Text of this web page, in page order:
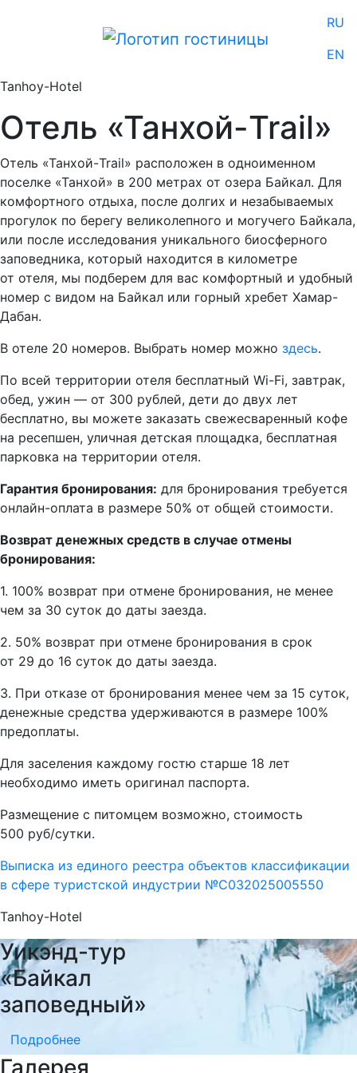
RU
EN
Tanhoy-Hotel
Отель «Танхой-Trail»
Отель «Танхой-Trail» расположен в одноименном
поселке «Танхой» в 200 метрах от озера Байкал. Для
комфортного отдыха, после долгих и незабываемых
прогулок по берегу великолепного и могучего Байкала,
или после исследования уникального биосферного
заповедника, который находится в километре
от отеля, мы подберем для вас комфортный и удобный
номер с видом на Байкал или горный хребет Хамар-
Дабан.
В отеле 20 номеров. Выбрать номер можно здесь.
По всей территории отеля бесплатный Wi-Fi, завтрак,
обед, ужин — от 300 рублей, дети до двух лет
бесплатно, вы можете заказать свежесваренный кофе
на ресепшен, уличная детская площадка, бесплатная
парковка на территории отеля.
Гарантия бронирования: для бронирования требуется
онлайн-оплата в размере 50% от общей стоимости.
Возврат денежных средств в случае отмены
бронирования:
1. 100% возврат при отмене бронирования, не менее
чем за 30 суток до даты заезда.
2. 50% возврат при отмене бронирования в срок
от 29 до 16 суток до даты заезда.
3. При отказе от бронирования менее чем за 15 суток,
денежные средства удерживаются в размере 100%
предоплаты.
Для заселения каждому гостю старше 18 лет
необходимо иметь оригинал паспорта.
Размещение с питомцем возможно, стоимость
500 руб/сутки.
Выписка из единого реестра объектов классификации
в сфере туристской индустрии №С032025005550
Tanhoy-Hotel
Уикэнд-тур
«Байкал
заповедный»
Подробнее
Галерея